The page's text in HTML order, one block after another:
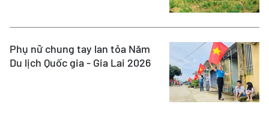
Phụ nữ chung tay lan tỏa Năm
Du lịch Quốc gia - Gia Lai 2026